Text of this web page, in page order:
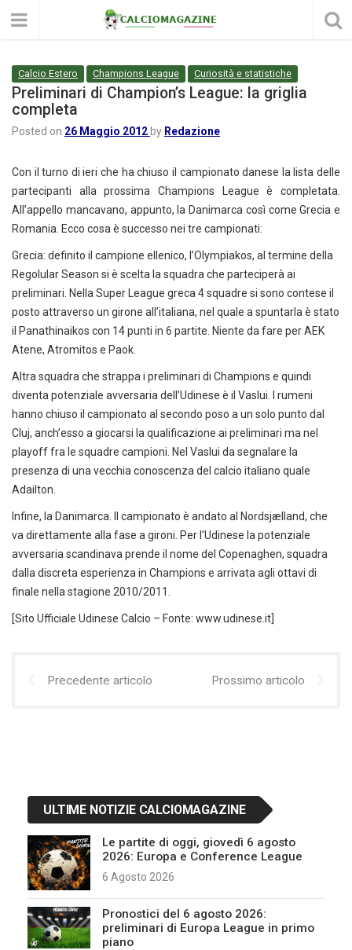
Calcio Estero Champions League Curiosità e statistiche
Preliminari di Champion’s League: la griglia
completa
Posted on 26 Maggio 2012 by Redazione
Con il turno di ieri che ha chiuso il campionato danese la lista delle
partecipanti alla prossima Champions League è completata.
All’appello mancavano, appunto, la Danimarca così come Grecia e
Romania. Ecco cosa è successo nei tre campionati:
Grecia: definito il campione ellenico, l’Olympiakos, al termine della
Regolular Season si è scelta la squadra che parteciperà ai
preliminari. Nella Super League greca 4 squadre si sono contese il
posto attraverso un girone all’italiana, nel quale a spuntarla è stato
il Panathinaikos con 14 punti in 6 partite. Niente da fare per AEK
Atene, Atromitos e Paok.
Altra squadra che strappa i preliminari di Champions e quindi
diventa potenziale avversaria dell’Udinese è il Vaslui. I rumeni
hanno chiuso il campionato al secondo poso a un solo punto dal
Cluj, anch’esso a giocarsi la qualificazione ai preliminari ma nel
playoff fra le squadre campioni. Nel Vaslui da segnalare la
presenza di una vecchia conoscenza del calcio italiano quale
Adailton.
Infine, la Danimarca. Il campionato è andato al Nordsjælland, che
va direttamente alla fase a gironi. Per l’Udinese la potenziale
avversaria scandinava prende il nome del Copenaghen, squadra
dalla discreta esperienza in Champions e arrivata agli ottavi di
finale nella stagione 2010/2011.
[Sito Ufficiale Udinese Calcio – Fonte: www.udinese.it]
Precedente articolo Prossimo articolo
ULTIME NOTIZIE CALCIOMAGAZINE
Le partite di oggi, giovedì 6 agosto
2026: Europa e Conference League
6 Agosto 2026
Pronostici del 6 agosto 2026:
preliminari di Europa League in primo
piano